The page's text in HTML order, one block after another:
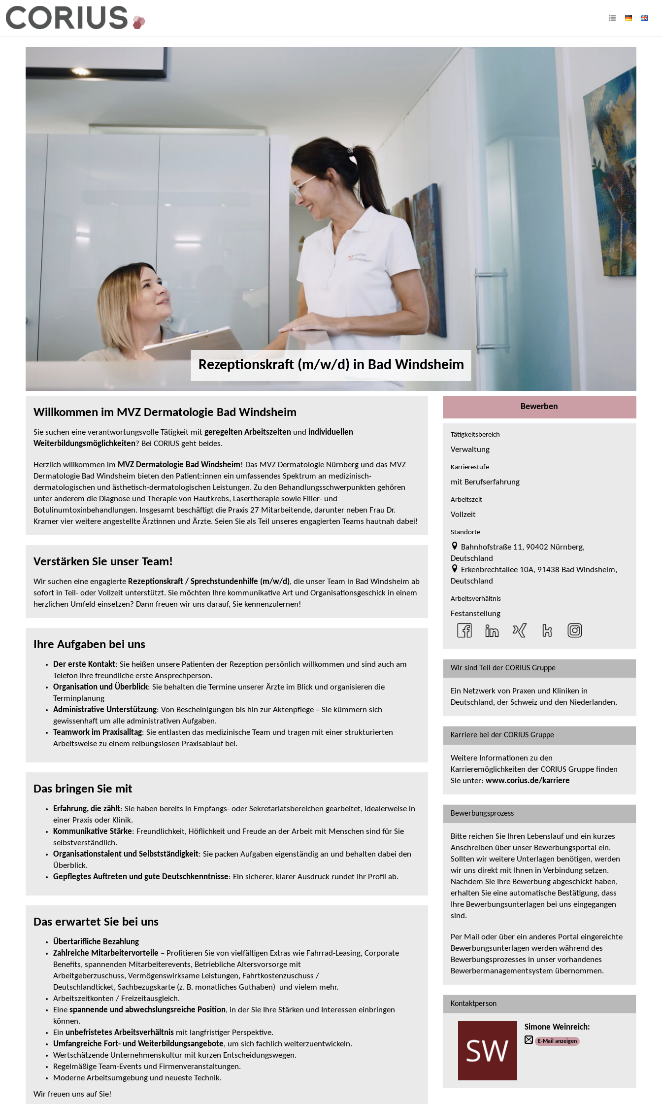
Rezeptionskraft (m/w/d) in Bad Windsheim
Willkommen im MVZ Dermatologie Bad Windsheim
Sie suchen eine verantwortungsvolle Tätigkeit mit geregelten Arbeitszeiten und individuellen
Weiterbildungsmöglichkeiten? Bei CORIUS geht beides.
Herzlich willkommen im MVZ Dermatologie Bad Windsheim! Das MVZ Dermatologie Nürnberg und das MVZ
Dermatologie Bad Windsheim bieten den Patient:innen ein umfassendes Spektrum an medizinisch-
dermatologischen und ästhetisch-dermatologischen Leistungen. Zu den Behandlungsschwerpunkten gehören
unter anderem die Diagnose und Therapie von Hautkrebs, Lasertherapie sowie Filler- und
Botulinumtoxinbehandlungen. Insgesamt beschäftigt die Praxis 27 Mitarbeitende, darunter neben Frau Dr.
Kramer vier weitere angestellte Ärztinnen und Ärzte. Seien Sie als Teil unseres engagierten Teams hautnah dabei!
Verstärken Sie unser Team!
Wir suchen eine engagierte Rezeptionskraft / Sprechstundenhilfe (m/w/d), die unser Team in Bad Windsheim ab
sofort in Teil- oder Vollzeit unterstützt. Sie möchten Ihre kommunikative Art und Organisationsgeschick in einem
herzlichen Umfeld einsetzen? Dann freuen wir uns darauf, Sie kennenzulernen!
Ihre Aufgaben bei uns
Der erste Kontakt: Sie heißen unsere Patienten der Rezeption persönlich willkommen und sind auch am
Telefon ihre freundliche erste Ansprechperson.
Organisation und Überblick: Sie behalten die Termine unserer Ärzte im Blick und organisieren die
Terminplanung
Administrative Unterstützung: Von Bescheinigungen bis hin zur Aktenpflege – Sie kümmern sich
gewissenhaft um alle administrativen Aufgaben.
Teamwork im Praxisalltag: Sie entlasten das medizinische Team und tragen mit einer strukturierten
Arbeitsweise zu einem reibungslosen Praxisablauf bei.
Das bringen Sie mit
Erfahrung, die zählt: Sie haben bereits in Empfangs- oder Sekretariatsbereichen gearbeitet, idealerweise in
einer Praxis oder Klinik.
Kommunikative Stärke: Freundlichkeit, Höflichkeit und Freude an der Arbeit mit Menschen sind für Sie
selbstverständlich.
Organisationstalent und Selbstständigkeit: Sie packen Aufgaben eigenständig an und behalten dabei den
Überblick.
Gepflegtes Auftreten und gute Deutschkenntnisse: Ein sicherer, klarer Ausdruck rundet Ihr Profil ab.
Das erwartet Sie bei uns
Übertarifliche Bezahlung
Zahlreiche Mitarbeitervorteile – Profitieren Sie von vielfältigen Extras wie Fahrrad-Leasing, Corporate
Benefits, spannenden Mitarbeiterevents, Betriebliche Altersvorsorge mit
Arbeitgeberzuschuss, Vermögenswirksame Leistungen, Fahrtkostenzuschuss /
Deutschlandticket, Sachbezugskarte (z. B. monatliches Guthaben) und vielem mehr.
Arbeitszeitkonten / Freizeitausgleich.
Eine spannende und abwechslungsreiche Position, in der Sie Ihre Stärken und Interessen einbringen
können.
Ein unbefristetes Arbeitsverhältnis mit langfristiger Perspektive.
Umfangreiche Fort- und Weiterbildungsangebote, um sich fachlich weiterzuentwickeln.
Wertschätzende Unternehmenskultur mit kurzen Entscheidungswegen.
Regelmäßige Team-Events und Firmenveranstaltungen.
Moderne Arbeitsumgebung und neueste Technik.
Wir freuen uns auf Sie!
Bewerben
Tätigkeitsbereich
Verwaltung
Karrierestufe
mit Berufserfahrung
Arbeitszeit
Vollzeit
Standorte
Bahnhofstraße 11, 90402 Nürnberg,
Deutschland
Erkenbrechtallee 10A, 91438 Bad Windsheim,
Deutschland
Arbeitsverhältnis
Festanstellung
Wir sind Teil der CORIUS Gruppe
Ein Netzwerk von Praxen und Kliniken in
Deutschland, der Schweiz und den Niederlanden.
Karriere bei der CORIUS Gruppe
Weitere Informationen zu den
Karrieremöglichkeiten der CORIUS Gruppe finden
Sie unter: www.corius.de/karriere
Bewerbungsprozess
Bitte reichen Sie Ihren Lebenslauf und ein kurzes
Anschreiben über unser Bewerbungsportal ein.
Sollten wir weitere Unterlagen benötigen, werden
wir uns direkt mit Ihnen in Verbindung setzen.
Nachdem Sie Ihre Bewerbung abgeschickt haben,
erhalten Sie eine automatische Bestätigung, dass
Ihre Bewerbungsunterlagen bei uns eingegangen
sind.
Per Mail oder über ein anderes Portal eingereichte
Bewerbungsunterlagen werden während des
Bewerbungsprozesses in unser vorhandenes
Bewerbermanagementsystem übernommen.
Kontaktperson
Simone Weinreich:
E-Mail anzeigen